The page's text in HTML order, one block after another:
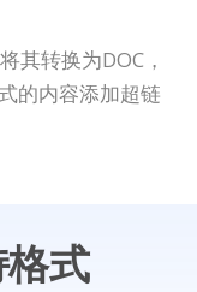
其转换为DOC，
的内容添加超链
式